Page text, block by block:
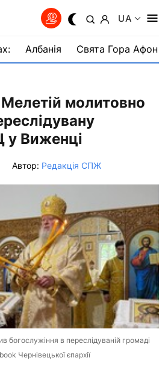
UA
Албанія Свята Гора Афон
молитовно
у Виженці
Автор: Редакція СПЖ
богослужіння в переслідуваній громаді
Чернівецької єпархії